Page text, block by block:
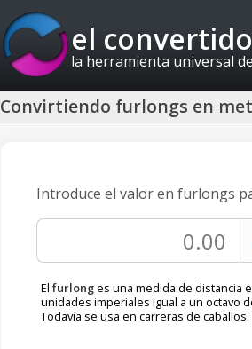
el
la herramienta universal
Convirtiendo furlongs en
Introduce el valor en furlongs
El furlonges una medida de distancia
unidades imperiales igual a un octavo
Todavía se usa en carreras de caballos.